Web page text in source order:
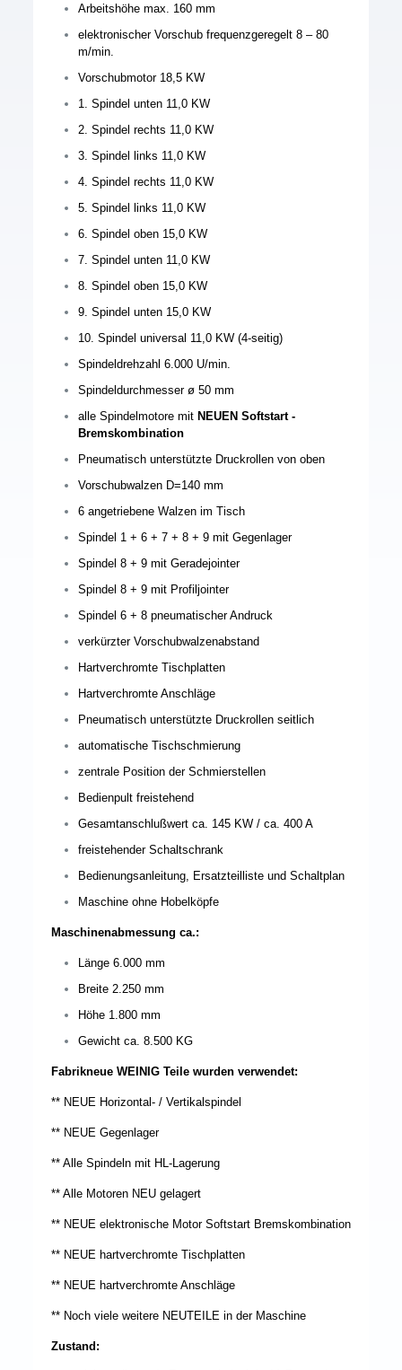
Arbeitshöhe max. 160 mm
elektronischer Vorschub frequenzgeregelt 8 – 80
m/min.
Vorschubmotor 18,5 KW
1. Spindel unten 11,0 KW
2. Spindel rechts 11,0 KW
3. Spindel links 11,0 KW
4. Spindel rechts 11,0 KW
5. Spindel links 11,0 KW
6. Spindel oben 15,0 KW
7. Spindel unten 11,0 KW
8. Spindel oben 15,0 KW
9. Spindel unten 15,0 KW
10. Spindel universal 11,0 KW (4-seitig)
Spindeldrehzahl 6.000 U/min.
Spindeldurchmesser ø 50 mm
alle Spindelmotore mit NEUEN Softstart -
Bremskombination
Pneumatisch unterstützte Druckrollen von oben
Vorschubwalzen D=140 mm
6 angetriebene Walzen im Tisch
Spindel 1 + 6 + 7 + 8 + 9 mit Gegenlager
Spindel 8 + 9 mit Geradejointer
Spindel 8 + 9 mit Profiljointer
Spindel 6 + 8 pneumatischer Andruck
verkürzter Vorschubwalzenabstand
Hartverchromte Tischplatten
Hartverchromte Anschläge
Pneumatisch unterstützte Druckrollen seitlich
automatische Tischschmierung
zentrale Position der Schmierstellen
Bedienpult freistehend
Gesamtanschlußwert ca. 145 KW / ca. 400 A
freistehender Schaltschrank
Bedienungsanleitung, Ersatzteilliste und Schaltplan
Maschine ohne Hobelköpfe
Maschinenabmessung ca.:
Länge 6.000 mm
Breite 2.250 mm
Höhe 1.800 mm
Gewicht ca. 8.500 KG
Fabrikneue WEINIG Teile wurden verwendet:
** NEUE Horizontal- / Vertikalspindel
** NEUE Gegenlager
** Alle Spindeln mit HL-Lagerung
** Alle Motoren NEU gelagert
** NEUE elektronische Motor Softstart Bremskombination
** NEUE hartverchromte Tischplatten
** NEUE hartverchromte Anschläge
** Noch viele weitere NEUTEILE in der Maschine
Zustand: